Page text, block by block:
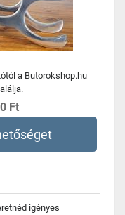
a Butorokshop.hu
Ft
igényes